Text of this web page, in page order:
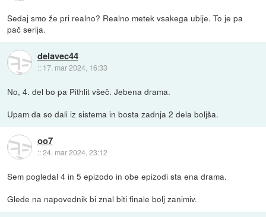
Sedaj smo že pri realno? Realno metek vsakega ubije. To je pa
pač serija.
delavec44
:: 17. mar 2024, 16:33
No, 4. del bo pa Pithlit všeč. Jebena drama.
Upam da so dali iz sistema in bosta zadnja 2 dela boljša.
oo7
::24. mar 2024, 23:12
Sem pogledal 4 in 5 epizodo in obe epizodi sta ena drama.
Glede na napovednik bi znal biti finale bolj zanimiv.